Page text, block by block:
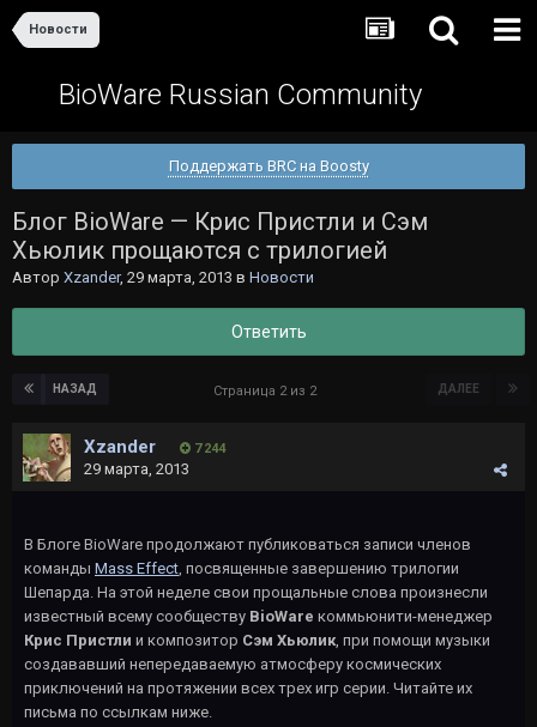
Новости
BioWare Russian Community
Поддержать BRC на Boosty
Блог BioWare — Крис Пристли и Сэм
Хьюлик прощаются с трилогией
Автор Xzander, 29 марта, 2013 в Новости
Ответить
НАЗАД ДАЛЕЕ
Страница 2 из 2
Xzander 7 244
29 марта, 2013
В Блоге BioWare продолжают публиковаться записи членов
команды Mass Effect, посвященные завершению трилогии
Шепарда. На этой неделе свои прощальные слова произнесли
известный всему сообществу BioWare коммьюнити-менеджер
Крис Пристли и композитор Сэм Хьюлик, при помощи музыки
создававший непередаваемую атмосферу космических
приключений на протяжении всех трех игр серии. Читайте их
письма по ссылкам ниже.